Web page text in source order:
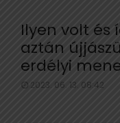
Ilyen volt és
aztán
erdélyi
2023. 06. 13. 08:42